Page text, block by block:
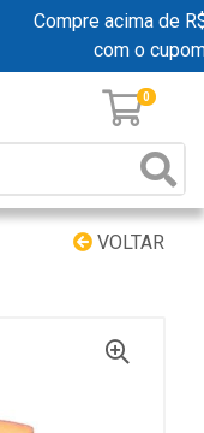
Compre acima de
com o
0
VOLTAR